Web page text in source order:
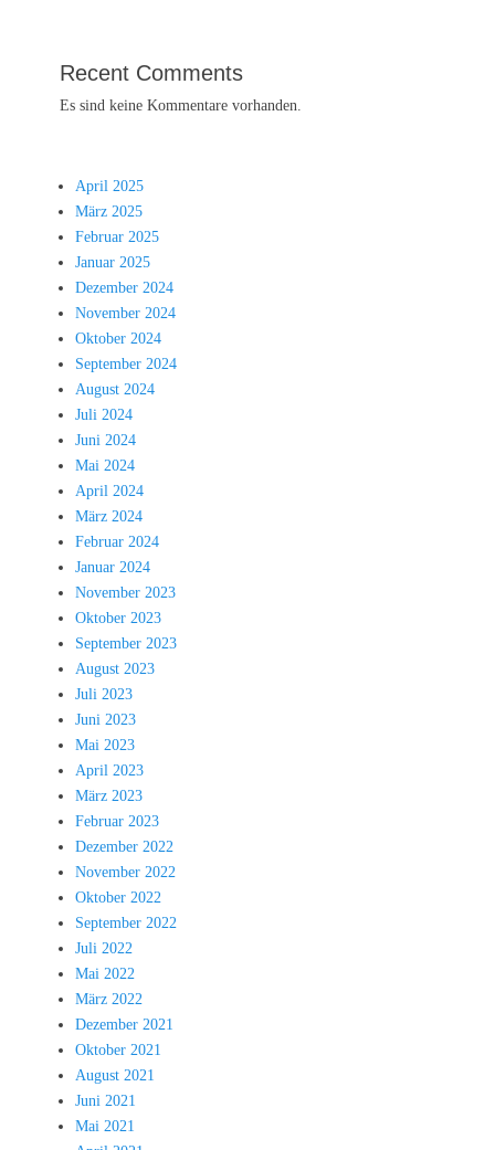
Recent Comments
Es sind keine Kommentare vorhanden.
April 2025
März 2025
Februar 2025
Januar 2025
Dezember 2024
November 2024
Oktober 2024
September 2024
August 2024
Juli 2024
Juni 2024
Mai 2024
April 2024
März 2024
Februar 2024
Januar 2024
November 2023
Oktober 2023
September 2023
August 2023
Juli 2023
Juni 2023
Mai 2023
April 2023
März 2023
Februar 2023
Dezember 2022
November 2022
Oktober 2022
September 2022
Juli 2022
Mai 2022
März 2022
Dezember 2021
Oktober 2021
August 2021
Juni 2021
Mai 2021